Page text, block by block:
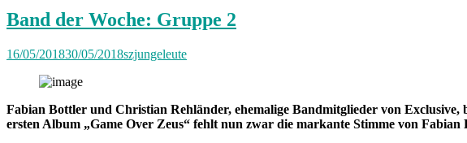
Band der Woche: Gruppe 2
16/05/201830/05/2018szjungeleute
Fabian Bottler und Christian Rehländer, ehemalige Bandmitglieder von
ersten Album „Game Over Zeus“ fehlt nun zwar die markante Stimme von